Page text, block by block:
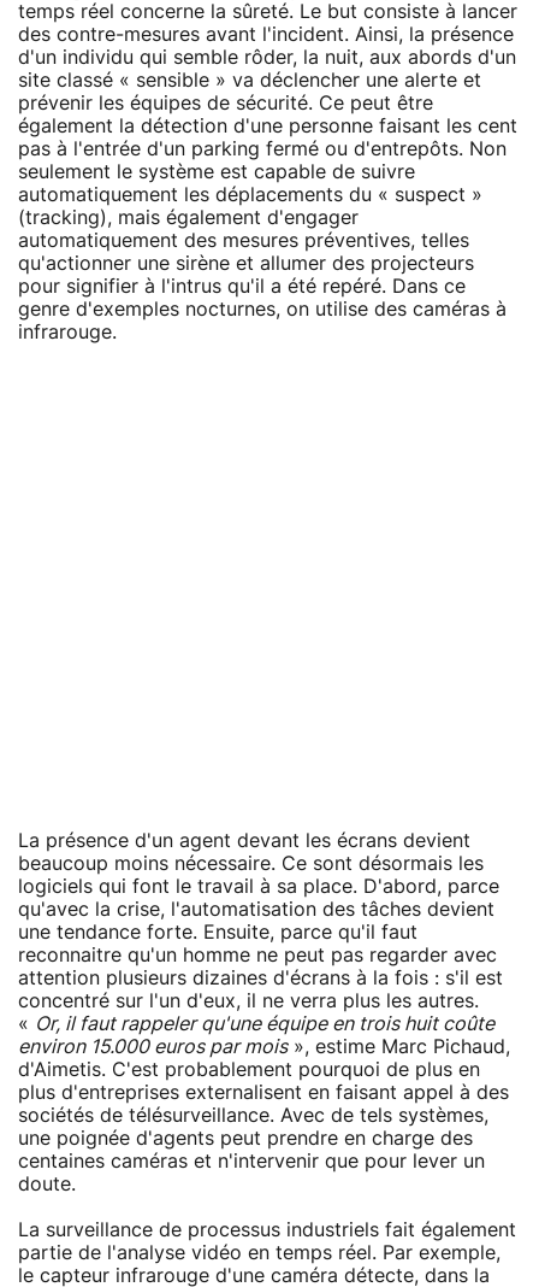
temps réel concerne la sûreté. Le but consiste à lancer
des contre-mesures avant l'incident. Ainsi, la présence
d'un individu qui semble rôder, la nuit, aux abords d'un
site classé « sensible » va déclencher une alerte et
prévenir les équipes de sécurité. Ce peut être
également la détection d'une personne faisant les cent
pas à l'entrée d'un parking fermé ou d'entrepôts. Non
seulement le système est capable de suivre
automatiquement les déplacements du « suspect »
(tracking), mais également d'engager
automatiquement des mesures préventives, telles
qu'actionner une sirène et allumer des projecteurs
pour signifier à l'intrus qu'il a été repéré. Dans ce
genre d'exemples nocturnes, on utilise des caméras à
infrarouge.
La présence d'un agent devant les écrans devient
beaucoup moins nécessaire. Ce sont désormais les
logiciels qui font le travail à sa place. D'abord, parce
qu'avec la crise, l'automatisation des tâches devient
une tendance forte. Ensuite, parce qu'il faut
reconnaitre qu'un homme ne peut pas regarder avec
attention plusieurs dizaines d'écrans à la fois : s'il est
concentré sur l'un d'eux, il ne verra plus les autres.
« Or, il faut rappeler qu'une équipe en trois huit coûte
environ 15.000 euros par mois», estime Marc Pichaud,
d'Aimetis. C'est probablement pourquoi de plus en
plus d'entreprises externalisent en faisant appel à des
sociétés de télésurveillance. Avec de tels systèmes,
une poignée d'agents peut prendre en charge des
centaines caméras et n'intervenir que pour lever un
doute.
La surveillance de processus industriels fait également
partie de l'analyse vidéo en temps réel. Par exemple,
le capteur infrarouge d'une caméra détecte, dans la